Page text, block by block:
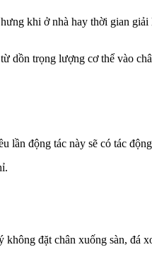
khi ở nhà hay thời gian
dồn trọng lượng cơ thể vào
động tác này sẽ có tác
đặt chân xuống sàn, đá